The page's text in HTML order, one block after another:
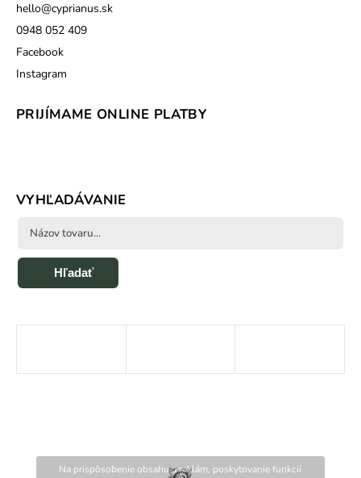
Na prispôsobenie obsahu a reklám, poskytovanie funkcií
hello@cyprianus.sk
0948 052 409
Facebook
Instagram
PRIJÍMAME ONLINE PLATBY
VYHĽADÁVANIE
Hľadať